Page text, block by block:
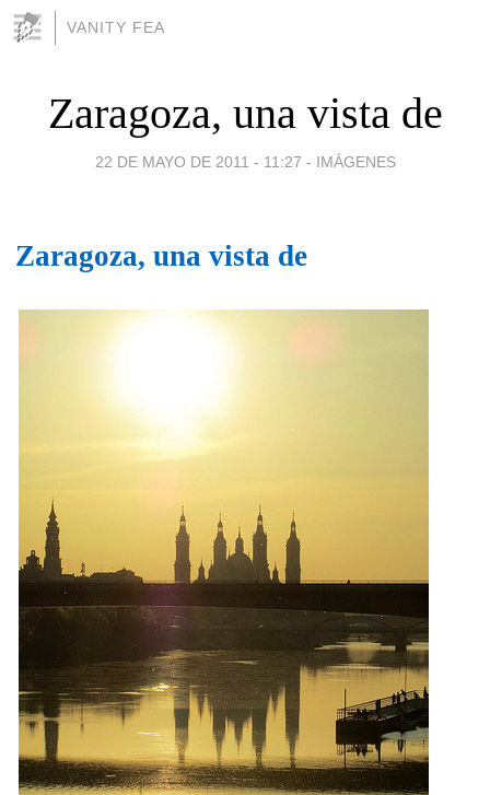
VANITY FEA
Zaragoza, una vista de
22 DE MAYO DE 2011 - 11:27 - IMÁGENES
Zaragoza, una vista de